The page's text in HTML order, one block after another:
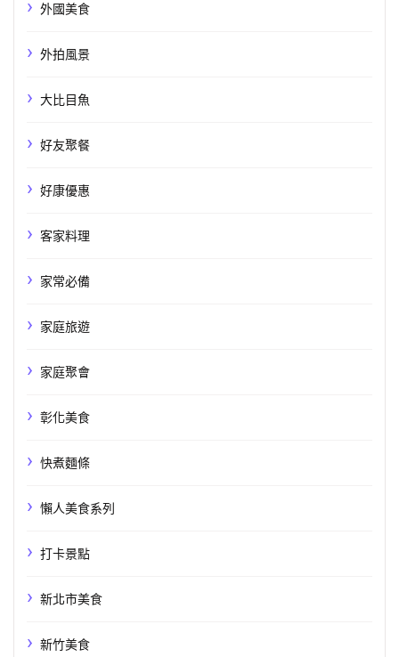
外國美食
外拍風景
大比目魚
好友聚餐
好康優惠
客家料理
家常必備
家庭旅遊
家庭聚會
彰化美食
快煮麵條
懶人美食系列
打卡景點
新北市美食
新竹美食